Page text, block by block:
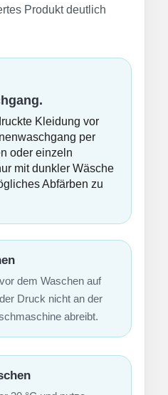
Produkt deutlich
Kleidung vor
per
oder einzeln
mit dunkler Wäsche
Abfärben zu
dem Waschen auf
Druck nicht an der
abreibt.